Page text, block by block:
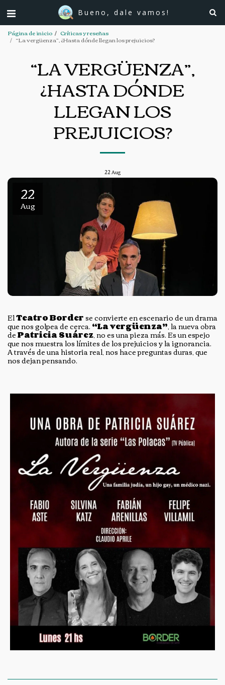
Bueno, dale vamos!
Página de inicio Críticas y reseñas
“La vergüenza”, ¿Hasta dónde llegan los prejuicios?
“LA VERGÜENZA”,
¿HASTA DÓNDE
LLEGAN LOS
PREJUICIOS?
22Aug
22
Aug
ElTeatro Borderse convierte en escenario de un drama
que nos golpea de cerca.“La vergüenza”, la nueva obra
dePatricia Suárez, no es una pieza más. Es un espejo
que nos muestra los límites de los prejuicios y la ignorancia.
A través de una historia real, nos hace preguntas duras, que
nos dejan pensando.